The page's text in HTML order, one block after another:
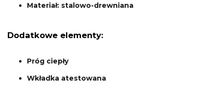
Materiał: stalowo-drewniana
Dodatkowe elementy:
Próg ciepły
Wkładka atestowana